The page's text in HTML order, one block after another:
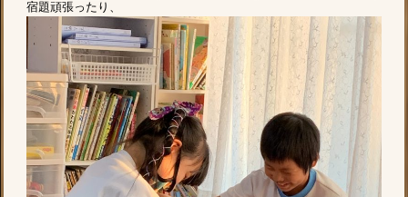
宿題頑張ったり、